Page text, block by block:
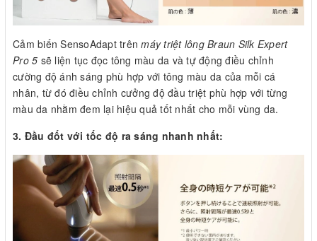
Cảm biến SensoAdapt trênmáy triệt lông Braun Silk Expert
Pro 5 sẽ liện tục đọc tông màu da và tự động điều chỉnh
cường độ ánh sáng phù hợp với tông màu da của mỗi cá
nhân, từ đó điều chỉnh cưởng độ đầu triệt phù hợp với từng
màu da nhằm đem lại hiệu quả tốt nhất cho mỗi vùng da.
3. Đầu đốt với tốc độ ra sáng nhanh nhất: